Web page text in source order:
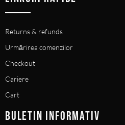
Returns & refunds
Urmărirea comenzilor
Checkout
Cariere
Cart
BULETIN INFORMATIV